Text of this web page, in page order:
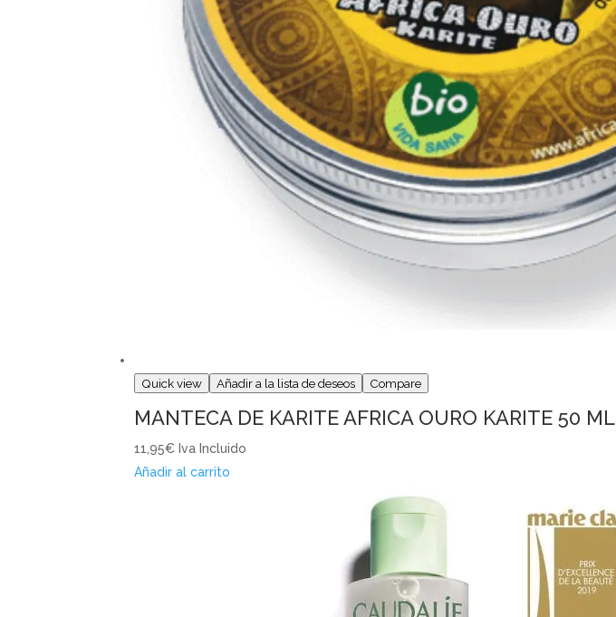
Quick view Añadir a la lista de deseos Compare
MANTECA DE KARITE AFRICA OURO KARITE 50 ML
11,95€ Iva Incluido
Añadir al carrito